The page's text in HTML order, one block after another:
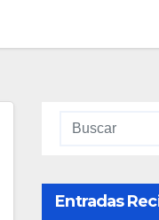
Entradas